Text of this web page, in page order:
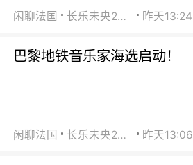
闲聊法国 长乐未央2015 昨天13:24
巴黎地铁音乐家海选启动！
闲聊法国 长乐未央2015 昨天13:06